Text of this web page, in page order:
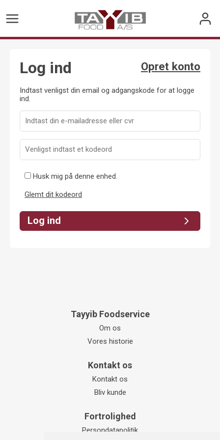
Log ind Opret konto
Indtast venligst din email og adgangskode for at logge
ind.
Husk mig på denne enhed.
Glemt dit kodeord
Log ind
Tayyib Foodservice
Om os
Vores historie
Kontakt os
Kontakt os
Bliv kunde
Fortrolighed
Persondatapolitik